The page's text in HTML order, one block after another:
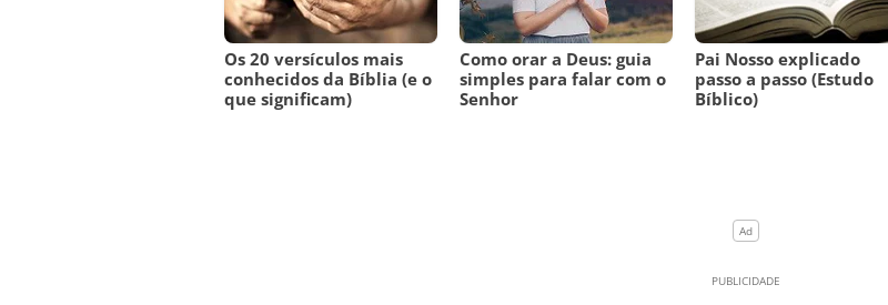
Os 20 versículos mais
conhecidos da Bíblia (e o
que significam)
Como orar a Deus: guia
simples para falar com o
Senhor
Pai Nosso explicado
passo a passo (Estudo
Bíblico)